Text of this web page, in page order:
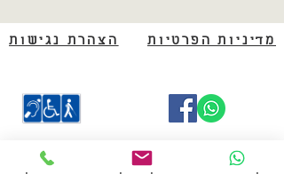
הצהרת נגישות מדיניות הפרטיות